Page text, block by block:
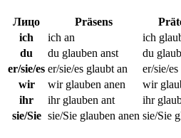
Лицо Präsens
ich
ich an
ich
du
du glauben anst
du
er/sie/es er/sie/es glaubt an
er/sie/
wir
wir glauben anen
wir
ihr
ihr glauben ant
ihr
sie/Sie sie/Sie glauben anen sie/Sie